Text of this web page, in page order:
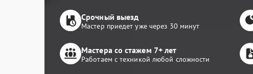
Срочный выезд
Мастер приедет уже через 30 минут
Мастера со стажем 7+ лет
Работаем с техникой любой сложности